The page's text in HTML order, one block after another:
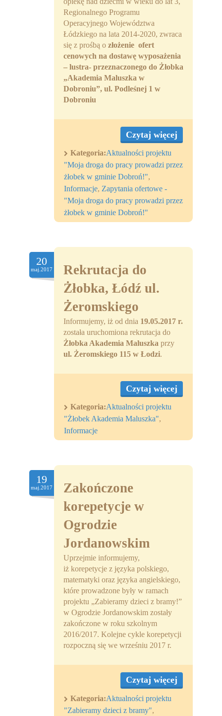
Regionalnego Programu
Operacyjnego Województwa
Łódzkiego na lata 2014-2020, zwraca
się z prośbą o złożenie ofert
cenowych na dostawę wyposażenia
– lustra- przeznaczonego do Żłobka
„Akademia Maluszka w
Dobroniu”, ul. Podleśnej 1 w
Dobroniu
Czytaj więcej
Kategoria:Aktualności projektu
"Moja droga do pracy prowadzi przez
żłobek w gminie Dobroń!",
Informacje, Zapytania ofertowe -
"Moja droga do pracy prowadzi przez
żłobek w gminie Dobroń!"
20
maj.2017
Rekrutacja do
Żłobka, Łódź ul.
Żeromskiego
Informujemy, iż od dnia 19.05.2017 r.
została uruchomiona rekrutacja do
Żłobka Akademia Maluszka przy
ul. Żeromskiego 115 w Łodzi.
Czytaj więcej
Kategoria:Aktualności projektu
"Żłobek Akademia Maluszka",
Informacje
19
maj.2017
Zakończone
korepetycje w
Ogrodzie
Jordanowskim
Uprzejmie informujemy,
iż korepetycje z języka polskiego,
matematyki oraz języka angielskiego,
które prowadzone były w ramach
projektu „Zabieramy dzieci z bramy!”
w Ogrodzie Jordanowskim zostały
zakończone w roku szkolnym
2016/2017. Kolejne cykle korepetycji
rozpoczną się we wrześniu 2017 r.
Czytaj więcej
Kategoria:Aktualności projektu
"Zabieramy dzieci z bramy",